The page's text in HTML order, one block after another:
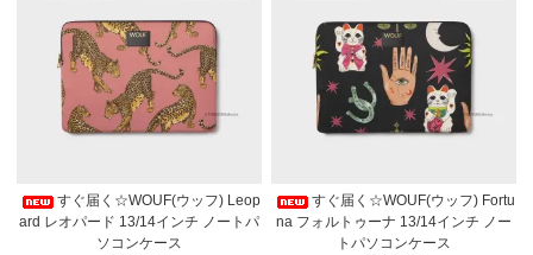
すぐ届く☆WOUF(ウッフ) Leop
ard レオパード 13/14インチ ノートパ
ソコンケース
すぐ届く☆WOUF(ウッフ) Fortu
na フォルトゥーナ 13/14インチ ノー
トパソコンケース